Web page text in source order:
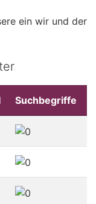
ein wir und der
Suchbegriffe